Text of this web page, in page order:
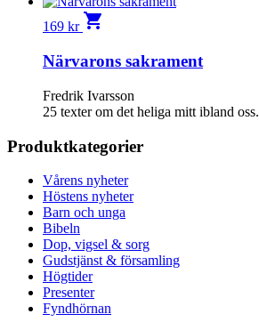
169 kr shopping_cart
Närvarons sakrament
Fredrik Ivarsson
25 texter om det heliga mitt ibland oss.
Produktkategorier
Vårens nyheter
Höstens nyheter
Barn och unga
Bibeln
Dop, vigsel & sorg
Gudstjänst & församling
Högtider
Presenter
Fyndhörnan